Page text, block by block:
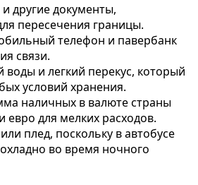
другие документы,
пересечения границы.
телефон и павербанк
связи.
воды и легкий перекус, который
условий хранения.
наличных в валюте страны
евро для мелких расходов.
плед, поскольку в автобусе
во время ночного